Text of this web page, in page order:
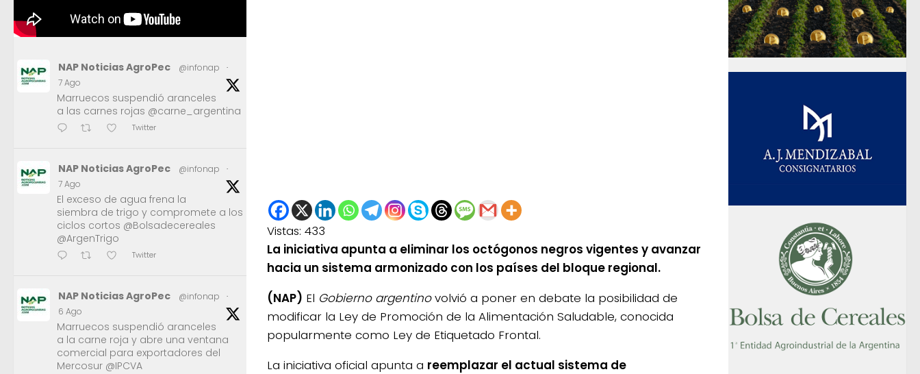
Vistas: 433
La iniciativa apunta a eliminar los octógonos negros vigentes y avanzar
hacia un sistema armonizado con los países del bloque regional.
(NAP) El Gobierno argentinovolvió a poner en debate la posibilidad de
modificar la Ley de Promoción de la Alimentación Saludable, conocida
popularmente como Ley de Etiquetado Frontal.
La iniciativa oficial apunta a reemplazar el actual sistema de
NAP Noticias AgroPec @infonap
·
7 Ago
Marruecos suspendió aranceles
a las carnes rojas @carne_argentina
Twitter
NAP Noticias AgroPec @infonap
·
7 Ago
El exceso de agua frena la
siembra de trigo y compromete a los
ciclos cortos @Bolsadecereales
@ArgenTrigo
Twitter
NAP Noticias AgroPec @infonap
·
6 Ago
Marruecos suspendió aranceles
a la carne roja y abre una ventana
comercial para exportadores del
Mercosur @IPCVA